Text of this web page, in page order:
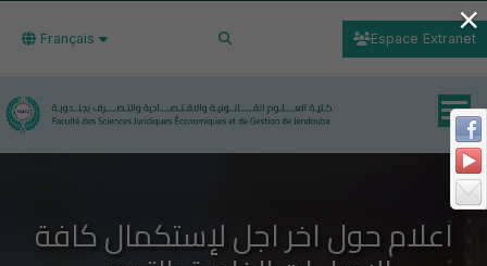
Français Espace Extranet
اعلام حول اخر اجل لإستكمال كافة
×